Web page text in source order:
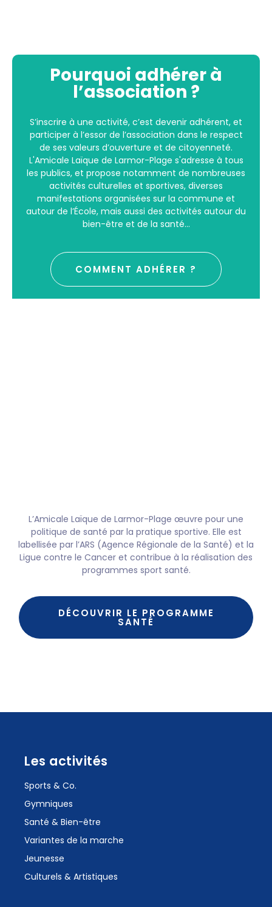
Pourquoi adhérer à
l’association ?
S’inscrire à une activité, c’est devenir adhérent, et
participer à l’essor de l’association dans le respect
de ses valeurs d’ouverture et de citoyenneté.
L'Amicale Laïque de Larmor-Plage s'adresse à tous
les publics, et propose notamment de nombreuses
activités culturelles et sportives, diverses
manifestations organisées sur la commune et
autour de l’École, mais aussi des activités autour du
bien-être et de la santé...
COMMENT ADHÉRER ?
L’Amicale Laïque de Larmor-Plage œuvre pour une
politique de santé par la pratique sportive. Elle est
labellisée par l’ARS (Agence Régionale de la Santé) et la
Ligue contre le Cancer et contribue à la réalisation des
programmes sport santé.
DÉCOUVRIR LE PROGRAMME
SANTÉ
Les activités
Sports & Co.
Gymniques
Santé & Bien-être
Variantes de la marche
Jeunesse
Culturels & Artistiques